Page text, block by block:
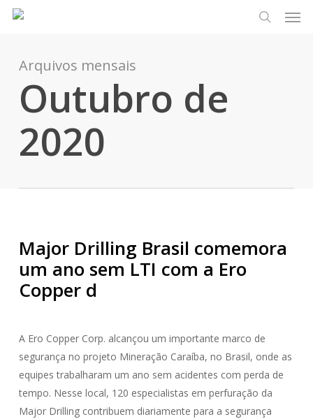
Pular
conteúdo
Arquivos mensais
Outubro de
2020
Major Drilling Brasil comemora
um ano sem LTI com a Ero
Copper d
A Ero Copper Corp. alcançou um importante marco de
segurança no projeto Mineração Caraíba, no Brasil, onde as
equipes trabalharam um ano sem acidentes com perda de
tempo. Nesse local, 120 especialistas em perfuração da
Major Drilling contribuem diariamente para a segurança